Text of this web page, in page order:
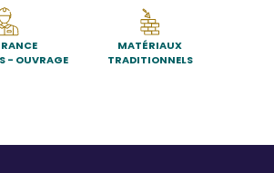
- OUVRAGE
MATÉRIAUX
TRADITIONNELS